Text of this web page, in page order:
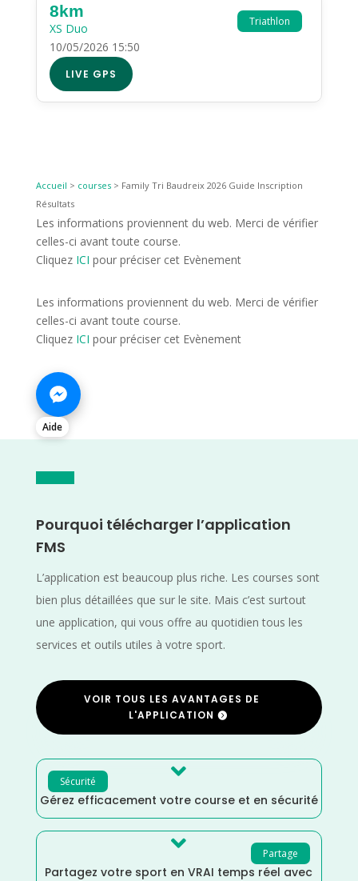
Triathlon
8km
XS Duo
10/05/2026 15:50
LIVE GPS
Accueil > courses> Family Tri Baudreix 2026 Guide Inscription
Résultats
Les informations proviennent du web. Merci de vérifier
celles-ci avant toute course.
Cliquez ICI pour préciser cet Evènement
Les informations proviennent du web. Merci de vérifier
celles-ci avant toute course.
Cliquez ICI pour préciser cet Evènement
Aide
Pourquoi télécharger l’application
FMS
L’application est beaucoup plus riche. Les courses sont
bien plus détaillées que sur le site. Mais c’est surtout
une application, qui vous offre au quotidien tous les
services et outils utiles à votre sport.
VOIR TOUS LES AVANTAGES DE
L'APPLICATION
Sécurité 
Gérez efficacement votre course et en sécurité
Partage

Partagez votre sport en VRAI temps réel avec